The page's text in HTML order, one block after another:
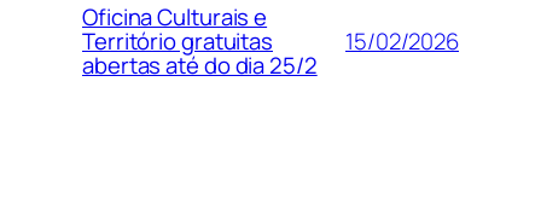
Oficina Culturais e
Território gratuitas
abertas até do dia 25/2
15/02/2026